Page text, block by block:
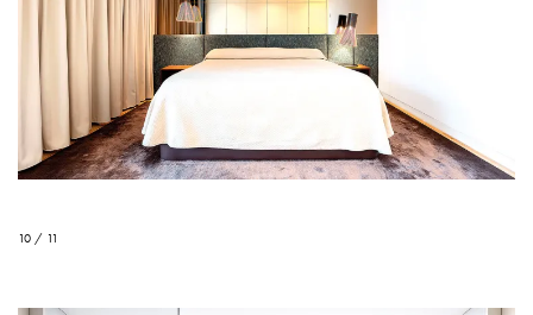
10 / 11